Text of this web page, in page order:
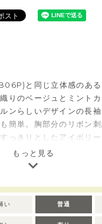
と同じ立体感のある
りのベージュとミント
ンらしいデザインの長
簡単。胸部分のリボン刺
っきりとしたアイボリー
トをしやすいさせてくれ
もっと見る
い 普通